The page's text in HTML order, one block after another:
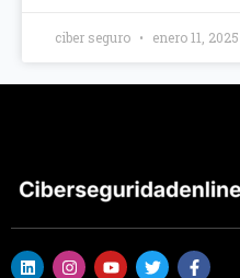
ciber seguro enero 11, 2025